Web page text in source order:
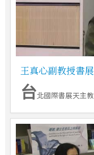
王真心副教授書
台北國際書展天主